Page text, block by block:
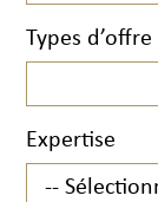
Types d’offre
Expertise